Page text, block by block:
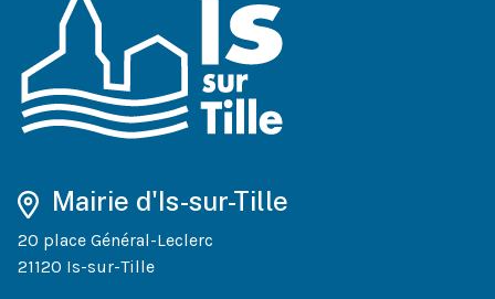
Mairie d'Is-sur-Tille
20 place Général-Leclerc
21120 Is-sur-Tille